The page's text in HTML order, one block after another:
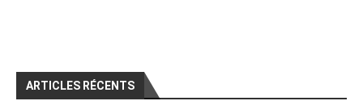
ARTICLES RÉCENTS